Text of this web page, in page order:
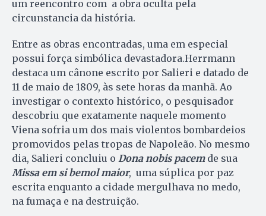
um reencontro com a obra oculta pela
circunstancia da história.
Entre as obras encontradas, uma em especial
possui força simbólica devastadora.Herrmann
destaca um cânone escrito por Salieri e datado de
11 de maio de 1809, às sete horas da manhã. Ao
investigar o contexto histórico, o pesquisador
descobriu que exatamente naquele momento
Viena sofria um dos mais violentos bombardeios
promovidos pelas tropas de Napoleão. No mesmo
dia, Salieri concluiu o Dona nobis pacemde sua
Missa em si bemol maior, uma súplica por paz
escrita enquanto a cidade mergulhava no medo,
na fumaça e na destruição.